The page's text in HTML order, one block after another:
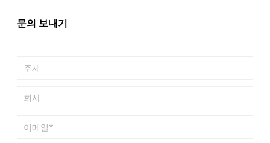
문의 보내기